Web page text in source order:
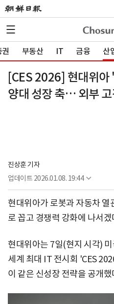
부동산 IT 금융 산
[CES 2026] 현대위
양대 성장 축… 외부
진상훈 기자
업데이트 2026.01.08. 19:44
현대위아가 로봇과 자동차 열
로 꼽고 경쟁력 강화에 나서
현대위아는 7일(현지 시각)
세계 최대 IT 전시회 'CES
이 같은 신성장 전략을 공개했